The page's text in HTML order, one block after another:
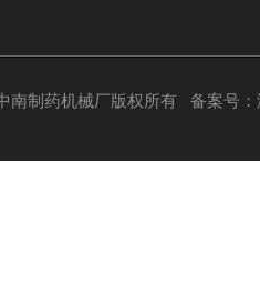
南制药机械厂版权所有 备案号